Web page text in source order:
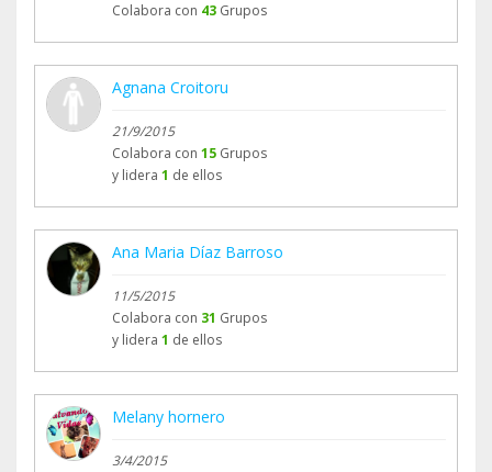
Colabora con 43 Grupos
Agnana Croitoru
21/9/2015
Colabora con 15 Grupos
y lidera 1 de ellos
Ana Maria Díaz Barroso
11/5/2015
Colabora con 31 Grupos
y lidera 1 de ellos
Melany hornero
3/4/2015